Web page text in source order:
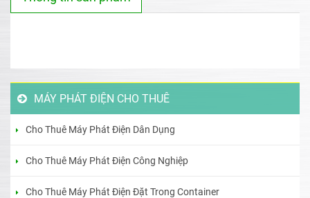
MÁY PHÁT ĐIỆN CHO THUÊ
Cho Thuê Máy Phát Điện Dân Dụng
Cho Thuê Máy Phát Điện Công Nghiệp
Cho Thuê Máy Phát Điện Đặt Trong Container